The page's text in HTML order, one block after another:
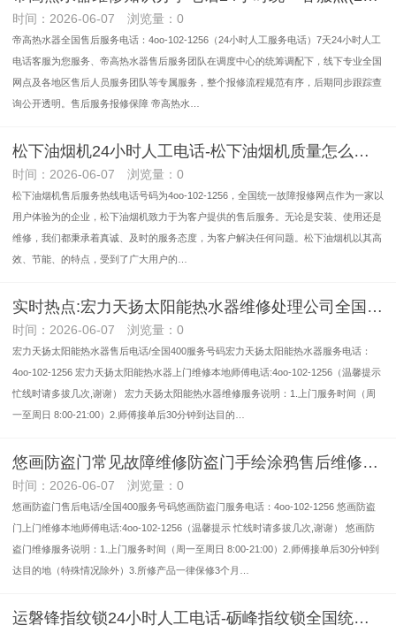
时间：2026-06-07 浏览量：0
帝高热水器全国售后服务电话：4oo-102-1256（24小时人工服务电话）7天24小时人工
电话客服为您服务、帝高热水器售后服务团队在调度中心的统筹调配下，线下专业全国
网点及各地区售后人员服务团队等专属服务，整个报修流程规范有序，后期同步跟踪查
询公开透明。售后服务报修保障 帝高热水…
松下油烟机24小时人工电话-松下油烟机质量怎么样全国售后服务电话24小时(2026上线)
时间：2026-06-07 浏览量：0
松下油烟机售后服务热线电话号码为4oo-102-1256，全国统一故障报修网点作为一家以
用户体验为的企业，松下油烟机致力于为客户提供的售后服务。无论是安装、使用还是
维修，我们都秉承着真诚、及时的服务态度，为客户解决任何问题。松下油烟机以其高
效、节能、的特点，受到了广大用户的…
实时热点:宏力天扬太阳能热水器维修处理公司全国售后服务电话号码(2026上线)
时间：2026-06-07 浏览量：0
宏力天扬太阳能热水器售后电话/全国400服务号码宏力天扬太阳能热水器服务电话：
4oo-102-1256 宏力天扬太阳能热水器上门维修本地师傅电话:4oo-102-1256（温馨提示
忙线时请多拔几次,谢谢） 宏力天扬太阳能热水器维修服务说明：1.上门服务时间（周
一至周日 8:00-21:00）2.师傅接单后30分钟到达目的…
悠画防盗门常见故障维修防盗门手绘涂鸦售后维修点服务全国千家万户百+科+汇+总
时间：2026-06-07 浏览量：0
悠画防盗门售后电话/全国400服务号码悠画防盗门服务电话：4oo-102-1256 悠画防盗
门上门维修本地师傅电话:4oo-102-1256（温馨提示 忙线时请多拔几次,谢谢） 悠画防
盗门维修服务说明：1.上门服务时间（周一至周日 8:00-21:00）2.师傅接单后30分钟到
达目的地（特殊情况除外）3.所修产品一律保修3个月…
运磐锋指纹锁24小时人工电话-砺峰指纹锁全国统一服务热线-全国24小时400人工客服热线2026讲信誉+排名一览